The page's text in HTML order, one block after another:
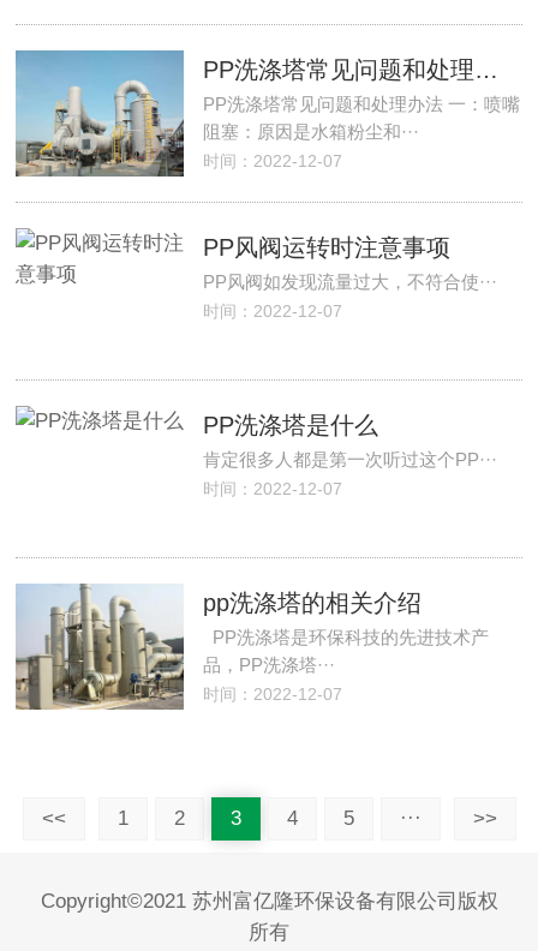
PP洗涤塔常见问题和处理办法
PP洗涤塔常见问题和处理办法 一：喷嘴
阻塞：原因是水箱粉尘和···
时间：2022-12-07
PP风阀运转时注意事项
PP风阀如发现流量过大，不符合使···
时间：2022-12-07
PP洗涤塔是什么
肯定很多人都是第一次听过这个PP···
时间：2022-12-07
pp洗涤塔的相关介绍
PP洗涤塔是环保科技的先进技术产
品，PP洗涤塔···
时间：2022-12-07
<< 1 2 3 4 5 ··· >>
Copyright©2021 苏州富亿隆环保设备有限公司版权
所有